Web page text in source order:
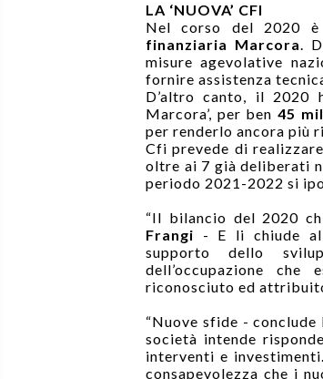
LA ‘NUOVA’ CFI
Nel corso del 2020 è
finanziaria Marcora.
misure agevolative
fornire assistenza
D’altro canto, il 2020
Marcora’, per ben45
per renderlo ancora più
Cfi prevede di
oltre ai 7 già deliberati
periodo 2021-2022 si
“Il bilancio del 2020
Frangi - E li chiude
supporto dello
dell’occupazione
riconosciuto ed
“Nuove sfide -
società intende
interventi e
consapevolezza che i